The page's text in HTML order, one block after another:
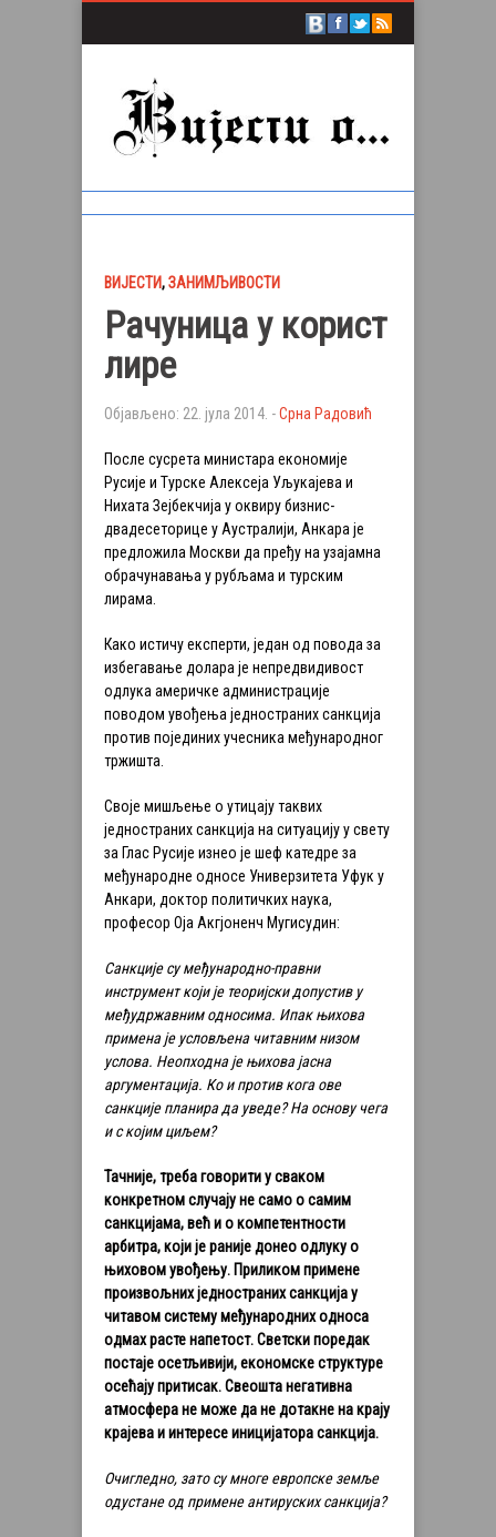
ВИЈЕСТИ,ЗАНИМЉИВОСТИ
Рачуница у корист
лире
Објављено: 22. јула 2014. -Срна Радовић
После сусрета министара економије
Русије и Турске Алексеја Уљукајева и
Нихата Зејбекчија у оквиру бизнис-
двадесеторице у Аустралији, Анкара је
предложила Москви да пређу на узајамна
обрачунавања у рубљама и турским
лирама.
Како истичу експерти, један од повода за
избегавање долара је непредвидивост
одлука америчке администрације
поводом увођења једностраних санкција
против појединих учесника међународног
тржишта.
Своје мишљење о утицају таквих
једностраних санкција на ситуацију у свету
за Глас Русије изнео је шеф катедре за
међународне односе Универзитета Уфук у
Анкари, доктор политичких наука,
професор Оја Акгјоненч Мугисудин:
Санкције су међународно-правни
инструмент који је теоријски допустив у
међудржавним односима. Ипак њихова
примена је условљена читавним низом
услова. Неопходна је њихова јасна
аргументација. Ко и против кога ове
санкције планира да уведе? На основу чега
и с којим циљем?
Тачније, треба говорити у сваком
конкретном случају не само о самим
санкцијама, већ и о компетентности
арбитра, који је раније донео одлуку о
њиховом увођењу. Приликом примене
произвољних једностраних санкција у
читавом систему међународних односа
одмах расте напетост. Светски поредак
постаје осетљивији, економске структуре
осећају притисак. Свеошта негативна
атмосфера не може да не дотакне на крају
крајева и интересе иницијатора санкција.
Очигледно, зато су многе европске земље
одустане од примене антируских санкција?